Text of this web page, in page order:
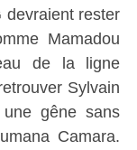
devraient rester
Mamadou
de la ligne
Sylvain
gêne sans
Camara.